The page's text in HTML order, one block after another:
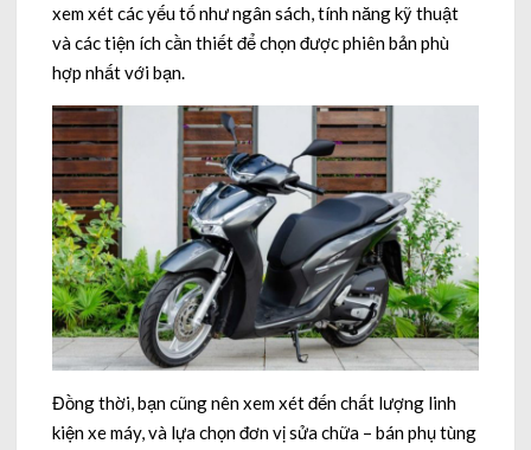
xem xét các yếu tố như ngân sách, tính năng kỹ thuật
và các tiện ích cần thiết để chọn được phiên bản phù
hợp nhất với bạn.
Đồng thời, bạn cũng nên xem xét đến chất lượng linh
kiện xe máy, và lựa chọn đơn vị sửa chữa – bán phụ tùng